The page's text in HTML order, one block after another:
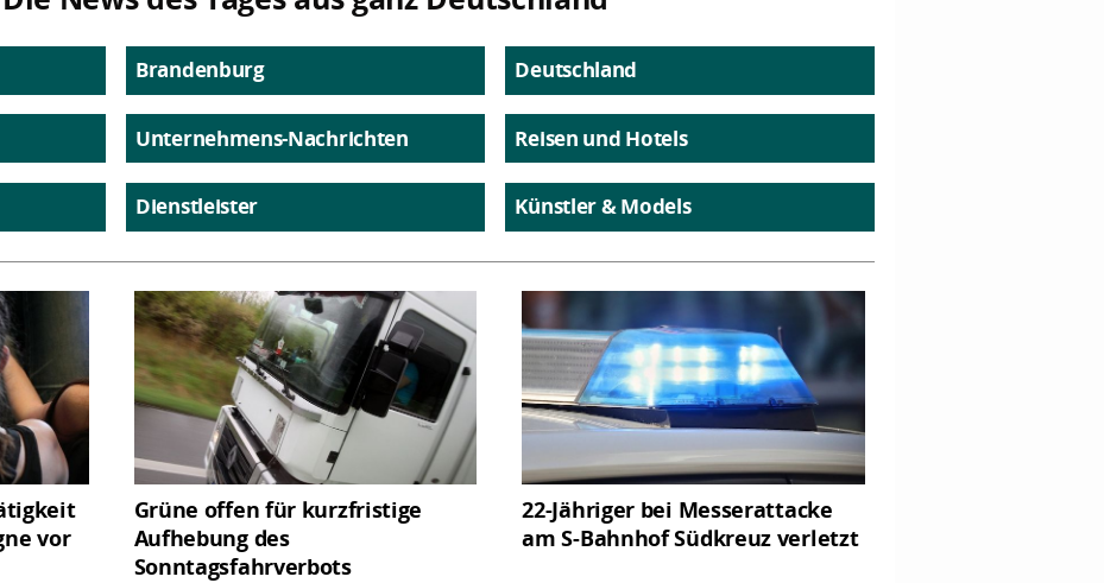
Brandenburg Deutschland
Unternehmens-Nachrichten Reisen und Hotels
Dienstleister Künstler & Models
vor
Grüne offen für kurzfristige
Aufhebung des
Sonntagsfahrverbots
22-Jähriger bei Messerattacke
am S-Bahnhof Südkreuz verletzt